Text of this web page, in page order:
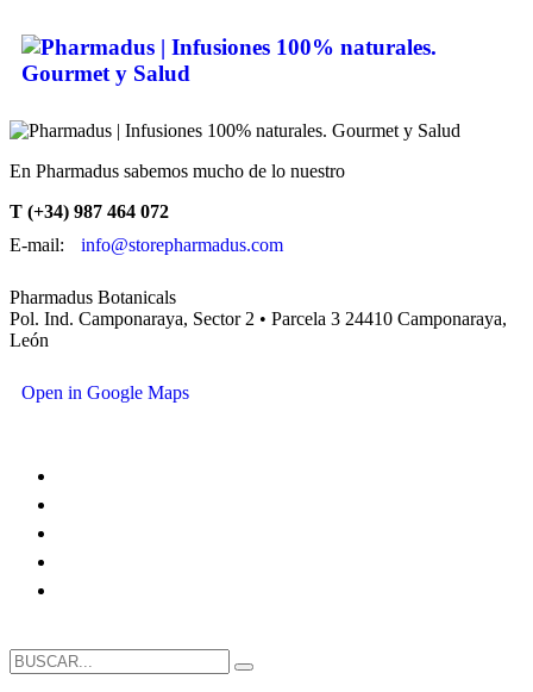
En Pharmadus sabemos mucho de lo nuestro
T (+34) 987 464 072
E-mail:
info@storepharmadus.com
Pharmadus Botanicals
Pol. Ind. Camponaraya, Sector 2 • Parcela 3 24410 Camponaraya,
León
Open in Google Maps